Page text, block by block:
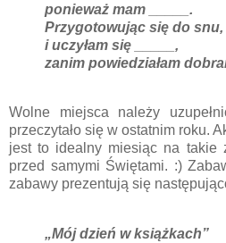
ponieważ mam _____.
Przygotowując się do snu,
i uczyłam się _____,
zanim powiedziałam
Wolne miejsca należy
przeczytało się w ostatnim roku.
jest to idealny miesiąc na takie
przed samymi Świętami. :)
zabawy prezentują się
„Mój dzień w książkach”